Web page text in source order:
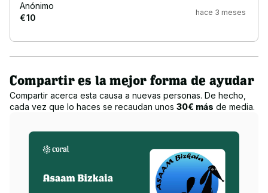
Anónimo
€ 10
hace 3 meses
Compartir es la mejor forma de ayudar
Compartir acerca esta causa a nuevas personas. De hecho,
cada vez que lo haces se recaudan unos 30€ más de media.